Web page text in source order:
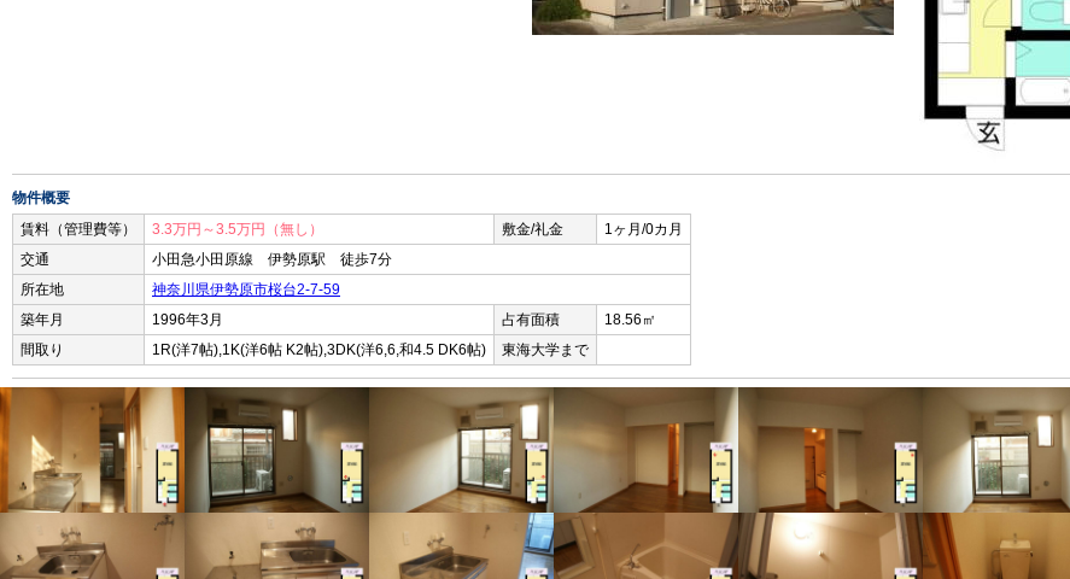
物件概要
賃料（管理費等）
3.3万円～3.5万円（無し） 敷金/礼金
1ヶ月/0カ月
交通
小田急小田原線 伊勢原駅 徒歩7分
所在地
神奈川県伊勢原市桜台2-7-59
築年月
1996年3月 占有面積
18.56㎡
間取り
1R(洋7帖),1K(洋6帖 K2帖),3DK(洋6,6,和4.5 DK6帖) 東海大学まで